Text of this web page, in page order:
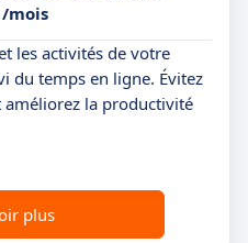
/mois
les activités de votre
du temps en ligne. Évitez
la productivité
plus